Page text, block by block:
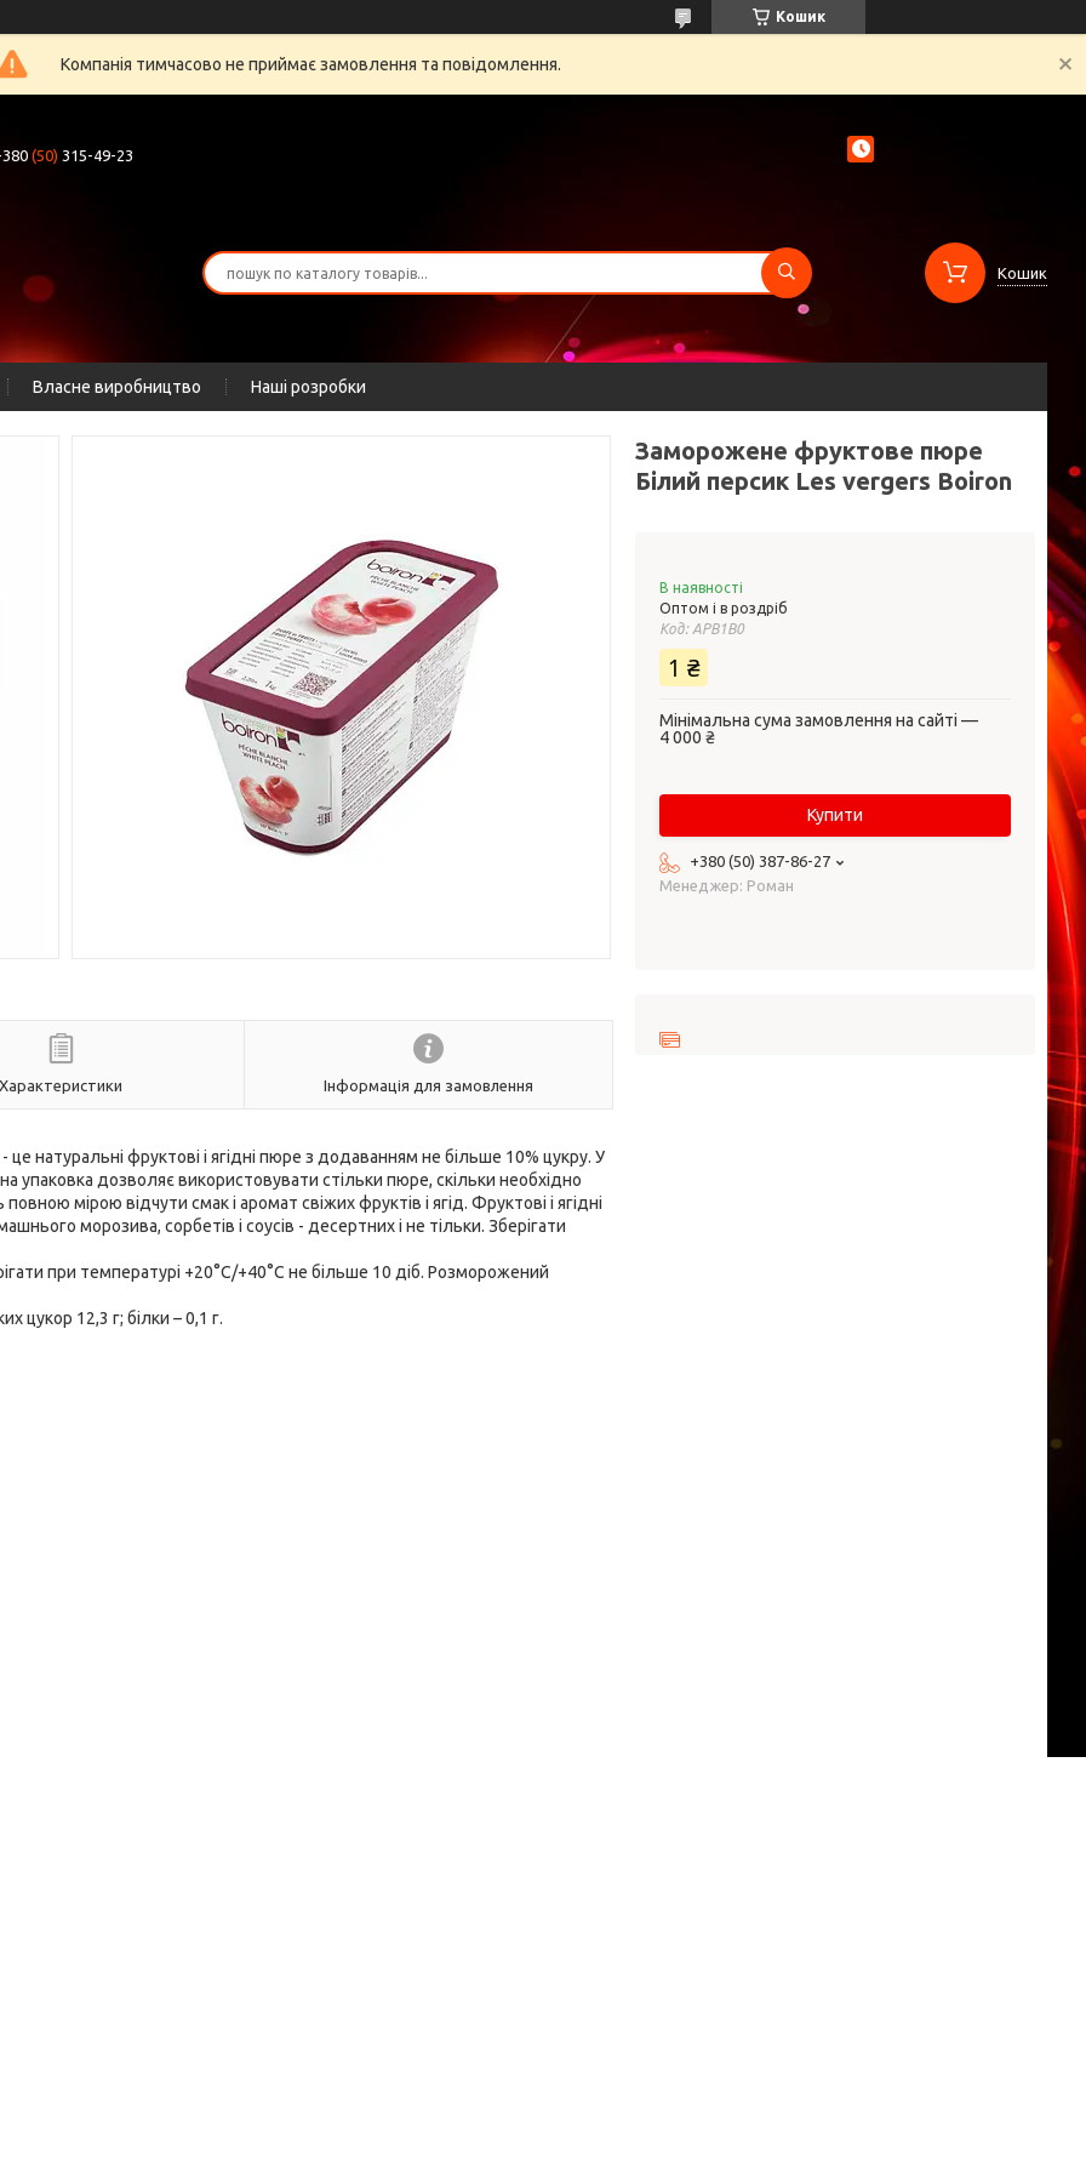
Кошик
Компанія тимчасово не приймає замовлення та повідомлення.
(50) 315-49-23
Кошик
Власне виробництво Наші розробки
Характеристики Інформація для замовлення
натуральні фруктові і ягідні пюре з додаванням не більше 10% цукру. У
упаковка дозволяє використовувати стільки пюре, скільки необхідно
мірою відчути смак і аромат свіжих фруктів і ягід. Фруктові і ягідні
морозива, сорбетів і соусів - десертних і не тільки. Зберігати
при температурі +20°С/+40°С не більше 10 діб. Розморожений
цукор 12,3 г; білки – 0,1 г.
Заморожене фруктове пюре
Білий персик Les vergers Boiron
В наявності
Оптом і в роздріб
Код: APB1B0
1 ₴
Мінімальна сума замовлення на сайті —
4 000 ₴
Купити
+380 (50) 387-86-27
Менеджер: Роман